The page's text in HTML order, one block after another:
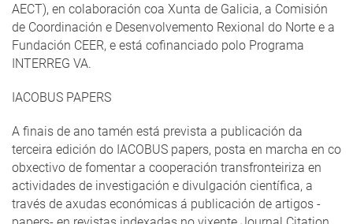
AECT), en colaboración coa Xunta de Galicia, a Comisión
de Coordinación e Desenvolvemento Rexional do Norte e a
Fundación CEER, e está cofinanciado polo Programa
INTERREG VA.
IACOBUS PAPERS
A finais de ano tamén está prevista a publicación da
terceira edición do IACOBUS papers, posta en marcha en co
obxectivo de fomentar a cooperación transfronteiriza en
actividades de investigación e divulgación científica, a
través de axudas económicas á publicación de artigos -